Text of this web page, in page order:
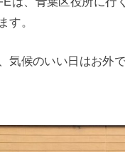
す。
気候のいい日はお外